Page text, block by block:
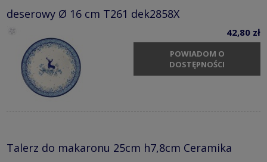
deserowy Ø 16 cm T261 dek2858X
42,80 zł
POWIADOM O
DOSTĘPNOŚCI
Talerz do makaronu 25cm h7,8cm Ceramika